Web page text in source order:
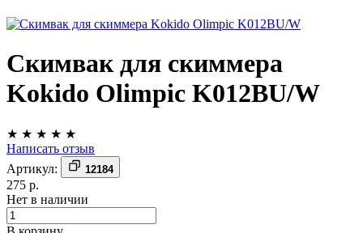
Скимвак для скиммера
Kokido Olimpic K012BU/W
★ ★ ★ ★ ★
Написать отзыв
Артикул:
12184
275 р.
Нет в наличии